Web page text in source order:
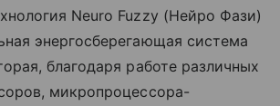
Neuro Fuzzy (Нейро Фази)
энергосберегающая система
благодаря работе различных
микропроцессора-